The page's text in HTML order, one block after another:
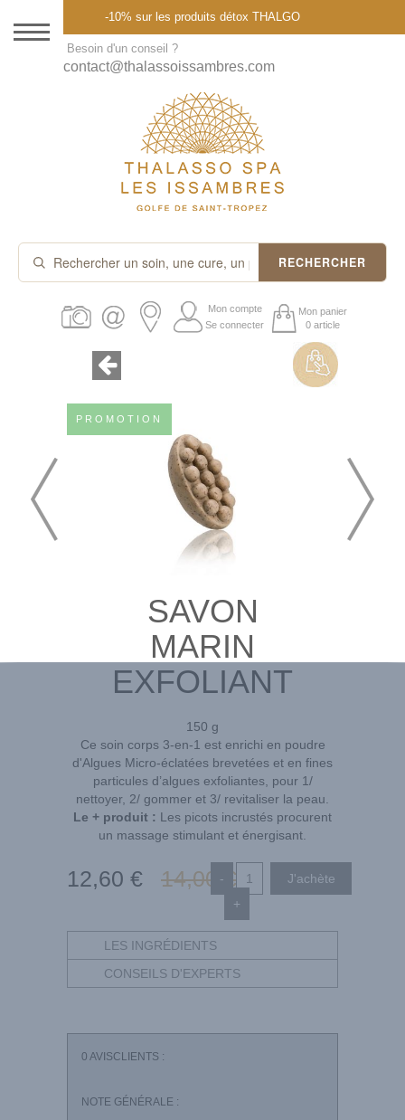
DESTINATION
THALASSO SPA
CURES ET FORFAITS
SOINS À LA CARTE
ABONNEMENTS
PROMOS
-10% sur les produits détox THALGO
Besoin d'un conseil ?
contact@thalassoissambres.com
RECHERCHER
Mon compte
Se connecter
Mon panier
0 article
PROMOTION
SAVON
MARIN
EXFOLIANT
150 g
Ce soin corps 3-en-1 est enrichi en poudre
d'Algues Micro-éclatées brevetées et en fines
particules d’algues exfoliantes, pour 1/
nettoyer, 2/ gommer et 3/ revitaliser la peau.
Le + produit : Les picots incrustés procurent
un massage stimulant et énergisant.
12,60 € 14,00 €
-
+
LES INGRÉDIENTS
CONSEILS D'EXPERTS
0 AVISCLIENTS :
NOTE GÉNÉRALE :